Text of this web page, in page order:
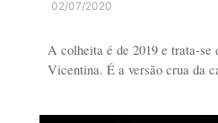
02/07/2020
A colheita é de 2019 e trata-se
Vicentina. É a versão crua da